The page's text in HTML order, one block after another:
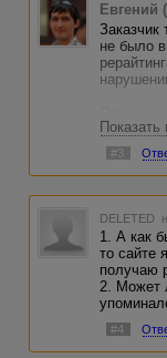
Евгений
Заказчик
не было
#3
DELETED
1. А как
то сайте
получаю
2. Может
#4